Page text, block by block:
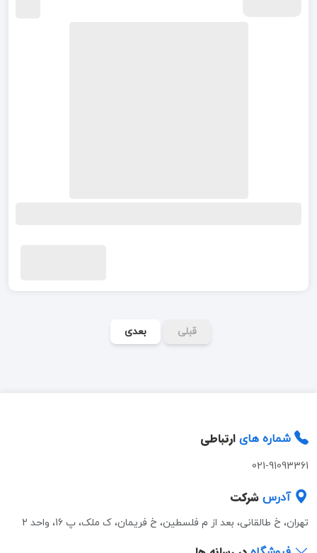
قبلی بعدی
شماره های ارتباطی
021-91093361
آدرس شرکت
تهران، خ طالقانی، بعد از م فلسطین، خ فریمان، ک ملک، پ 16، واحد 2